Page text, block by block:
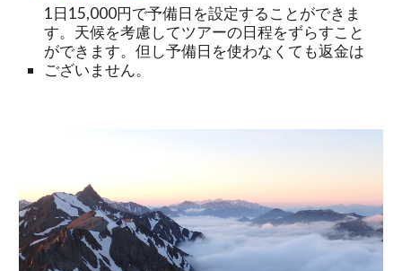
1日15,000円で予備日を設定することができま
す。天候を考慮してツアーの日程をずらすこと
ができます。但し予備日を使わなくても返金は
ございません。